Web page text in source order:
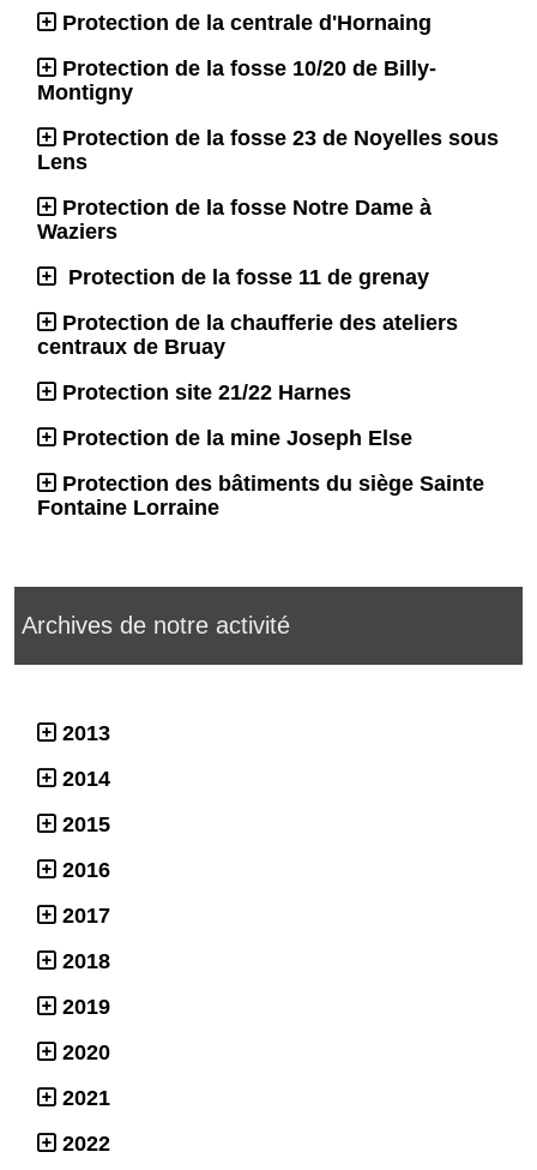
Protection de la centrale d'Hornaing
Protection de la fosse 10/20 de Billy-
Montigny
Protection de la fosse 23 de Noyelles sous
Lens
Protection de la fosse Notre Dame à
Waziers
Protection de la fosse 11 de grenay
Protection de la chaufferie des ateliers
centraux de Bruay
Protection site 21/22 Harnes
Protection de la mine Joseph Else
Protection des bâtiments du siège Sainte
Fontaine Lorraine
Archives de notre activité
2013
2014
2015
2016
2017
2018
2019
2020
2021
2022